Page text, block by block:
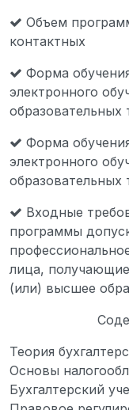
Объем
контактных
Форма
электронного
образовательных
Форма
электронного
образовательных
Входные
программы
лица,
(или) высшее
Теория
Основы
Бухгалтерский